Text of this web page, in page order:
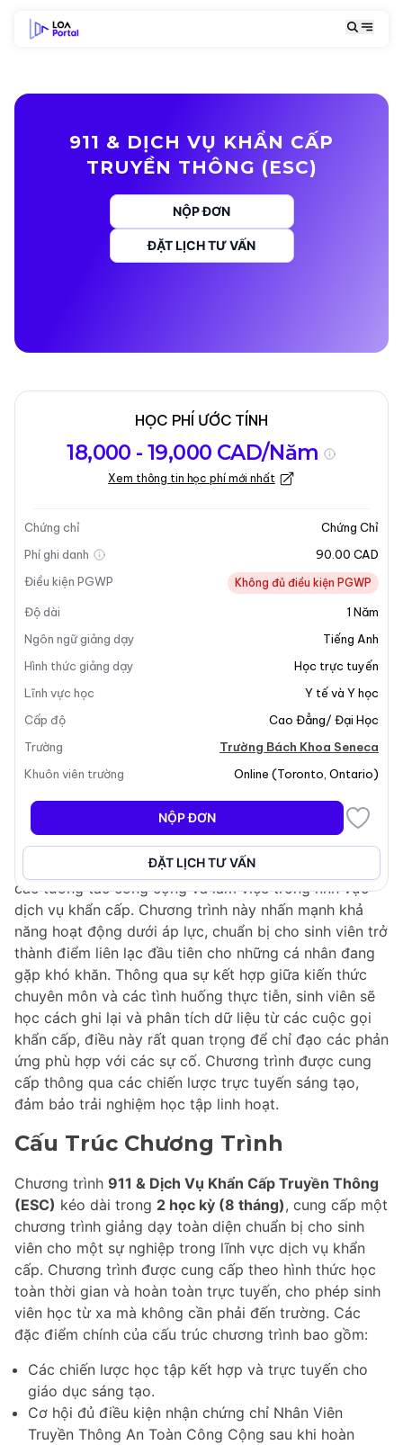
911 & DỊCH VỤ KHẨN CẤP
TRUYỀN THÔNG (ESC)
NỘP ĐƠN
ĐẶT LỊCH TƯ VẤN
chương trình
Học
Kỳ nhập học
Cập nhật lần cuối vào 27-03-2026
Tổng quan về chương trình
+4
Tổng Quan Chương Trình
911 & Dịch Vụ Khẩn Cấp Truyền Thông
(ESC)được thiết kế để trang bị cho sinh viên những
nguyên tắc và kỹ năng cần thiết để quản lý hiệu quả
các tương tác công cộng và làm việc trong lĩnh vực
dịch vụ khẩn cấp. Chương trình này nhấn mạnh khả
năng hoạt động dưới áp lực, chuẩn bị cho sinh viên trở
thành điểm liên lạc đầu tiên cho những cá nhân đang
gặp khó khăn. Thông qua sự kết hợp giữa kiến thức
chuyên môn và các tình huống thực tiễn, sinh viên sẽ
học cách ghi lại và phân tích dữ liệu từ các cuộc gọi
khẩn cấp, điều này rất quan trọng để chỉ đạo các phản
ứng phù hợp với các sự cố. Chương trình được cung
cấp thông qua các chiến lược trực tuyến sáng tạo,
đảm bảo trải nghiệm học tập linh hoạt.
Cấu Trúc Chương Trình
Chương trình 911 & Dịch Vụ Khẩn Cấp Truyền Thông
(ESC) kéo dài trong 2 học kỳ (8 tháng), cung cấp một
chương trình giảng dạy toàn diện chuẩn bị cho sinh
viên cho một sự nghiệp trong lĩnh vực dịch vụ khẩn
cấp. Chương trình được cung cấp theo hình thức học
toàn thời gian và hoàn toàn trực tuyến, cho phép sinh
viên học từ xa mà không cần phải đến trường. Các
đặc điểm chính của cấu trúc chương trình bao gồm:
Các chiến lược học tập kết hợp và trực tuyến cho
giáo dục sáng tạo.
Cơ hội đủ điều kiện nhận chứng chỉ Nhân Viên
Truyền Thông An Toàn Công Cộng sau khi hoàn
HỌC PHÍ ƯỚC TÍNH
18,000 - 19,000 CAD/Năm
Xem thông tin học phí mới nhất
Chứng chỉ
Chứng Chỉ
Phí ghi danh
90.00 CAD
Điều kiện PGWP
Không đủ điều kiện PGWP
Độ dài 1 Năm
Ngôn ngữ giảng dạy
Tiếng Anh
Hình thức giảng dạy
Học trực tuyến
Lĩnh vực học
Y tế và Y học
Cấp độ
Cao Đẳng/ Đại Học
Trường
Trường Bách Khoa Seneca
Khuôn viên trường
Online (Toronto Ontario)
NỘP ĐƠN
ĐẶT LỊCH TƯ VẤN